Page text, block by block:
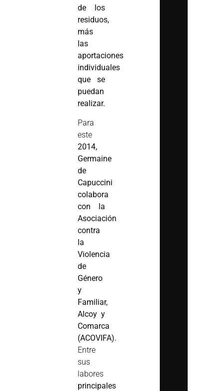
de los
residuos,
más
las
aportaciones
individuales
que se
puedan
realizar.
Para
este
2014,
Germaine
de
Capuccini
colabora
con la
Asociación
contra
la
Violencia
de
Género
y
Familiar,
Alcoy y
Comarca
(ACOVIFA).
Entre
sus
labores
principales